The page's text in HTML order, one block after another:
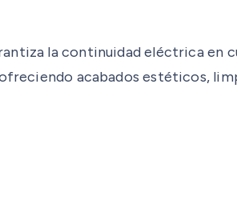
la continuidad eléctrica en
acabados estéticos,